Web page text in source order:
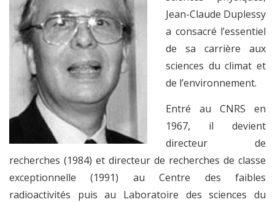
Jean-Claude Duplessy
a consacré l’essentiel
de sa carrière aux
sciences du climat et
de l’environnement.
Entré au CNRS en
1967, il devient
directeur de
recherches (1984) et directeur de recherches de classe
exceptionnelle (1991) au Centre des faibles
radioactivités puis au Laboratoire des sciences du